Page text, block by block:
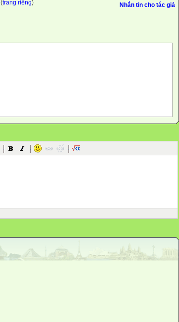
Nhắn tin cho tác giả
(trang riêng)